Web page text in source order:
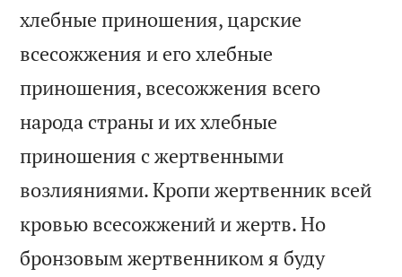
хлебные приношения, царские
всесожжения и его хлебные
приношения, всесожжения всего
народа страны и их хлебные
приношения с жертвенными
возлияниями. Кропи жертвенник всей
кровью всесожжений и жертв. Но
бронзовым жертвенником я буду